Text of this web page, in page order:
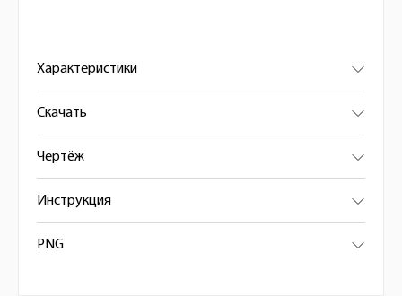
Характеристики
Скачать
Чертёж
Инструкция
PNG